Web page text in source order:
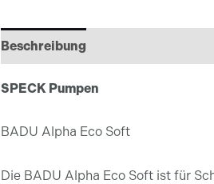
Beschreibung
SPECK Pumpen
BADU Alpha Eco Soft
Die BADU Alpha Eco Soft ist für